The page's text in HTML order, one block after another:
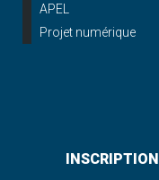
APEL
Projet numérique
INSCRIPTION